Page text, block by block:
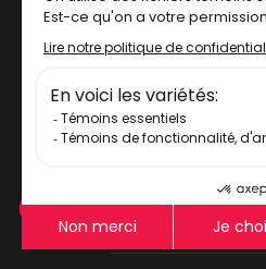
Cercle consultatif
autochtone
Engagement social
Politique & légal